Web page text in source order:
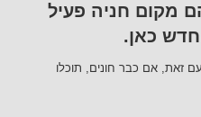
מקום חניה פעיל
חדש כאן.
זאת, אם כבר חונים, תוכלו